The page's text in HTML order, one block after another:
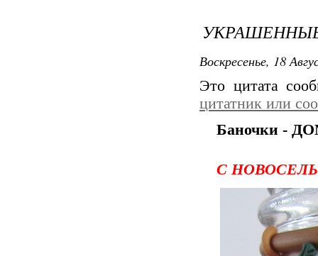
Воскресенье, 18
Это цитата
цитатник или
Баночки -
С